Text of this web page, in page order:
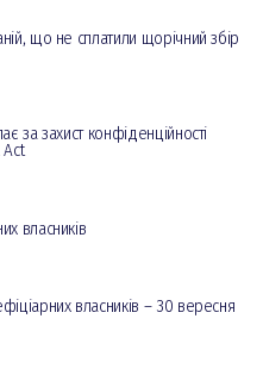
що не сплатили щорічний збір
за захист конфіденційності
Act
власників
власників – 30 вересня